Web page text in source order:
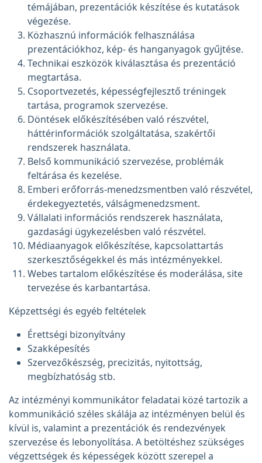
témájában, prezentációk készítése és kutatások
végezése.
Közhasznú információk felhasználása
prezentációkhoz, kép- és hanganyagok gyűjtése.
Technikai eszközök kiválasztása és prezentáció
megtartása.
Csoportvezetés, képességfejlesztő tréningek
tartása, programok szervezése.
Döntések előkészítésében való részvétel,
háttérinformációk szolgáltatása, szakértői
rendszerek használata.
Belső kommunikáció szervezése, problémák
feltárása és kezelése.
Emberi erőforrás-menedzsmentben való részvétel,
érdekegyeztetés, válságmenedzsment.
Vállalati információs rendszerek használata,
gazdasági ügykezelésben való részvétel.
Médiaanyagok előkészítése, kapcsolattartás
szerkesztőségekkel és más intézményekkel.
Webes tartalom előkészítése és moderálása, site
tervezése és karbantartása.
Képzettségi és egyéb feltételek
Érettségi bizonyítvány
Szakképesítés
Szervezőkészség, precizitás, nyitottság,
megbízhatóság stb.
Az intézményi kommunikátor feladatai közé tartozik a
kommunikáció széles skálája az intézményen belül és
kívül is, valamint a prezentációk és rendezvények
szervezése és lebonyolítása. A betöltéshez szükséges
végzettségek és képességek között szerepel a